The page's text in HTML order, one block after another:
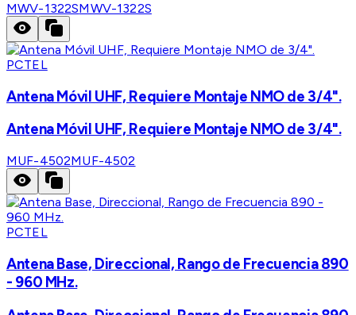
MWV-1322SMWV-1322S
PCTEL
Antena Móvil UHF, Requiere Montaje NMO de 3/4".
Antena Móvil UHF, Requiere Montaje NMO de 3/4".
MUF-4502MUF-4502
PCTEL
Antena Base, Direccional, Rango de Frecuencia 890
- 960 MHz.